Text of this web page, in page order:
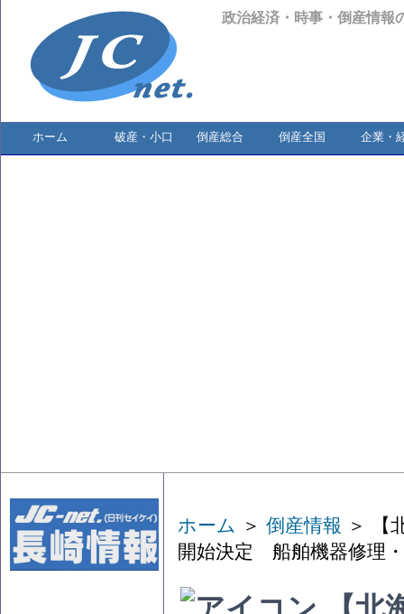
政治経済・時事・倒産情報
ホーム 破産・小口 倒産総合 倒産全国 企業・
ホーム ＞ 倒産情報 ＞ 【
開始決定 船舶機器修理